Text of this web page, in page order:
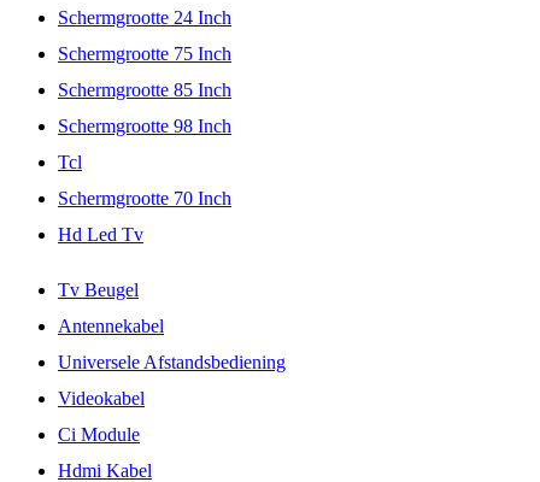
Schermgrootte 24 Inch
Schermgrootte 75 Inch
Schermgrootte 85 Inch
Schermgrootte 98 Inch
Tcl
Schermgrootte 70 Inch
Hd Led Tv
Tv Beugel
Antennekabel
Universele Afstandsbediening
Videokabel
Ci Module
Hdmi Kabel